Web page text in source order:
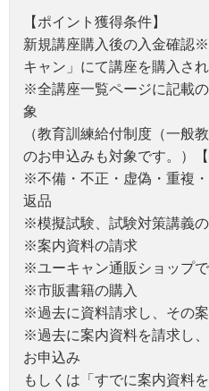
【ポイント獲得条件】
新規講座購入後の入金確認
キャン」にて講座を購入さ
※全講座一覧ページに記載
象
（教育訓練給付制度（一般
のお申込みも対象です。）【
※不備・不正・虚偽・重複
返品
※模擬試験、試験対策講義
※案内資料の請求
※ユーキャン通販ショップ
※市販書籍の購入
※過去に資料請求し、その
※過去に案内資料を請求し
お申込み
もしくは「すでに案内資料